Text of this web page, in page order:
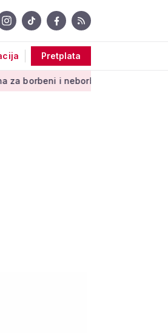
Pretplata
sektor od početka 2027.